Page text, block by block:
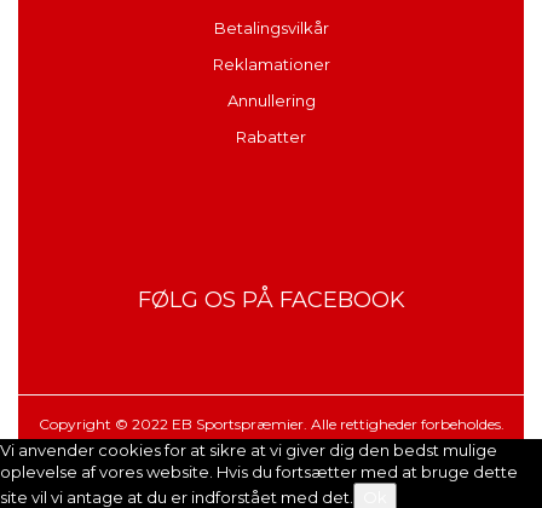
Betalingsvilkår
Reklamationer
Annullering
Rabatter
FØLG OS PÅ FACEBOOK
Copyright © 2022 EB Sportspræmier. Alle rettigheder forbeholdes.
Vi anvender cookies for at sikre at vi giver dig den bedst mulige
oplevelse af vores website. Hvis du fortsætter med at bruge dette
site vil vi antage at du er indforstået med det.